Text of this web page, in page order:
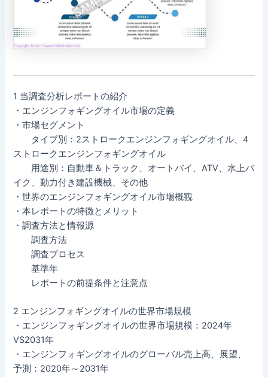
1 当調査分析レポートの紹介
・エンジンフォギングオイル市場の定義
・市場セグメント
タイプ別：2ストロークエンジンフォギングオイル、4
ストロークエンジンフォギングオイル
用途別：自動車＆トラック、オートバイ、ATV、水上バ
イク、動力付き建設機械、その他
・世界のエンジンフォギングオイル市場概観
・本レポートの特徴とメリット
・調査方法と情報源
調査方法
調査プロセス
基準年
レポートの前提条件と注意点
2 エンジンフォギングオイルの世界市場規模
・エンジンフォギングオイルの世界市場規模：2024年
VS2031年
・エンジンフォギングオイルのグローバル売上高、展望、
予測：2020年～2031年